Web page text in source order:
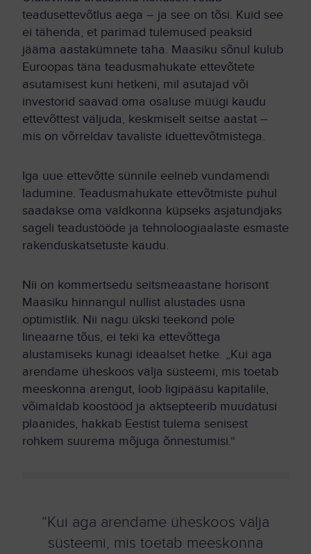
teadusettevõtlus aega – ja see on tõsi. Kuid see
ei tähenda, et parimad tulemused peaksid
jääma aastakümnete taha. Maasiku sõnul kulub
Euroopas täna teadusmahukate ettevõtete
asutamisest kuni hetkeni, mil asutajad või
investorid saavad oma osaluse müügi kaudu
ettevõttest väljuda, keskmiselt seitse aastat –
mis on võrreldav tavaliste iduettevõtmistega.
Iga uue ettevõtte sünnile eelneb vundamendi
ladumine. Teadusmahukate ettevõtmiste puhul
saadakse oma valdkonna küpseks asjatundjaks
sageli teadustööde ja tehnoloogiaalaste esmaste
rakenduskatsetuste kaudu.
Nii on kommertsedu seitsmeaastane horisont
Maasiku hinnangul nullist alustades üsna
optimistlik. Nii nagu ükski teekond pole
lineaarne tõus, ei teki ka ettevõttega
alustamiseks kunagi ideaalset hetke. „Kui aga
arendame üheskoos välja süsteemi, mis toetab
meeskonna arengut, loob ligipääsu kapitalile,
võimaldab koostööd ja aktsepteerib muudatusi
plaanides, hakkab Eestist tulema senisest
rohkem suurema mõjuga õnnestumisi.“
“Kui aga arendame üheskoos välja
süsteemi, mis toetab meeskonna